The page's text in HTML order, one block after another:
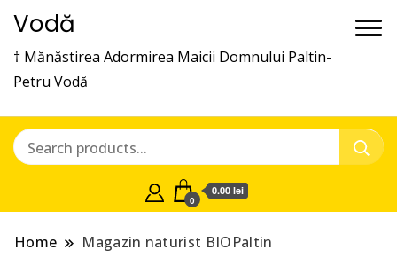
Vodă
† Mănăstirea Adormirea Maicii Domnului Paltin-
Petru Vodă
0
0.00 lei
Home Magazin naturist BIOPaltin